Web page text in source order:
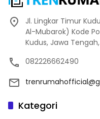
Jl. Lingkar Timur
Al-Mubarok) Kode
Kudus, Jawa
082226662490
Kategori